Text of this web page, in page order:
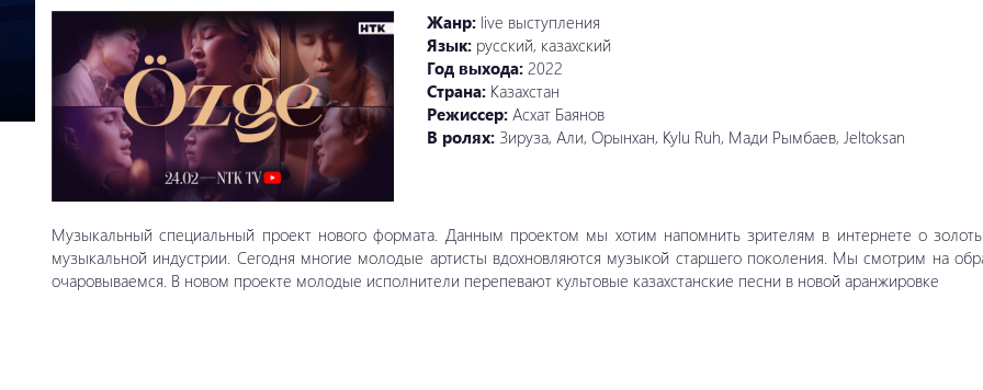
Жанр: live выступления
Язык: русский, казахский
Год выхода: 2022
Страна: Казахстан
Режиссер: Асхат Баянов
В ролях: Зируза, Али, Орынхан, Kylu Ruh, Мади Рымбаев, Jeltoksan
Музыкальный специальный проект нового формата. Данным проектом мы хотим напомнить зрителям в интернете о золотых
музыкальной индустрии. Сегодня многие молодые артисты вдохновляются музыкой старшего поколения. Мы смотрим на
очаровываемся. В новом проекте молодые исполнители перепевают культовые казахстанские песни в новой аранжировке